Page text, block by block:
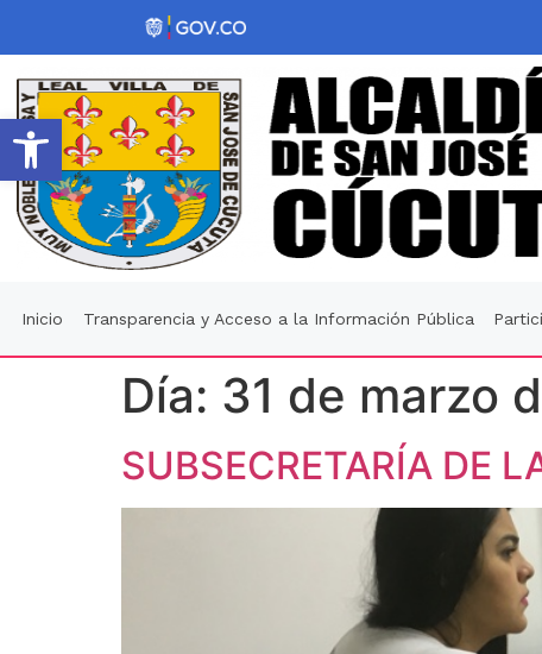
Abrir barra de herramientas
Inicio Transparencia y Acceso a la Información Pública
Día: 31 de marzo
SUBSECRETARÍA DE